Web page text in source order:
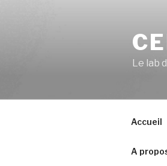
Le lab
Accueil
A